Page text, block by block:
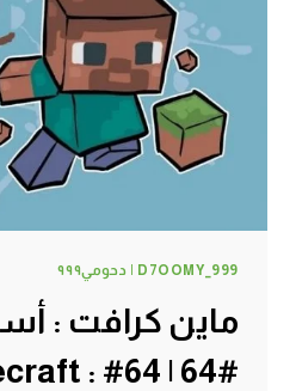
MINECRAFT
:
D7OOMY999
D7OOMY_999 | دحومي٩٩٩
ماين كرافت :
Minecraft :